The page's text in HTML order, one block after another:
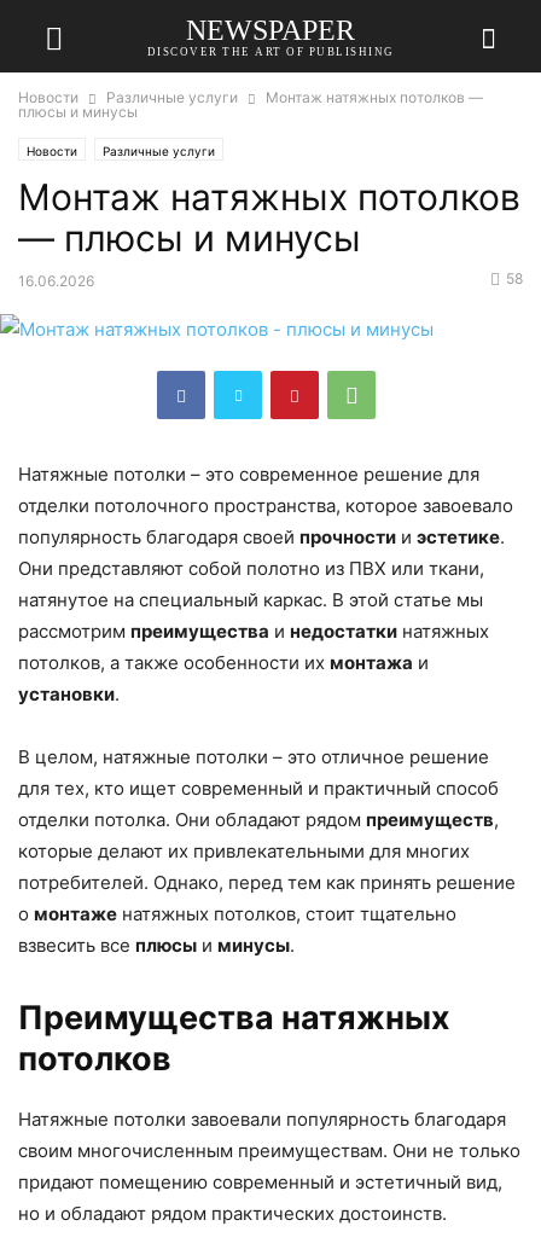
NEWSPAPER
DISCOVER THE ART OF PUBLISHING
Новости Различные услуги
Монтаж натяжных потолков —
плюсы и минусы
Новости Различные услуги
Монтаж натяжных потолков
— плюсы и минусы
16.06.2026 58
Натяжные потолки – это современное решение для
отделки потолочного пространства, которое завоевало
популярность благодаря своей прочности и эстетике.
Они представляют собой полотно из ПВХ или ткани,
натянутое на специальный каркас. В этой статье мы
рассмотрим преимущества и недостатки натяжных
потолков, а также особенности их монтажа и
установки.
В целом, натяжные потолки – это отличное решение
для тех, кто ищет современный и практичный способ
отделки потолка. Они обладают рядом преимуществ,
которые делают их привлекательными для многих
потребителей. Однако, перед тем как принять решение
о монтаже натяжных потолков, стоит тщательно
взвесить все плюсы и минусы.
Преимущества натяжных
потолков
Натяжные потолки завоевали популярность благодаря
своим многочисленным преимуществам. Они не только
придают помещению современный и эстетичный вид,
но и обладают рядом практических достоинств.